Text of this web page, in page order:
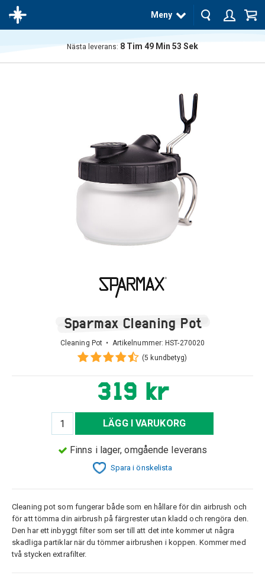
Meny
Nästa leverans: 8 Tim 49 Min 52 Sek
Sparmax Cleaning Pot
Cleaning Pot • Artikelnummer: HST-270020
(5 kundbetyg)
319 kr
LÄGG I VARUKORG
Finns i lager, omgående leverans
Spara i önskelista
Cleaning pot som fungerar både som en hållare för din airbrush och
för att tömma din airbrush på färgrester utan kladd och rengöra den.
Den har ett inbyggt filter som ser till att det inte kommer ut några
skadliga partiklar när du tömmer airbrushen i koppen. Kommer med
två stycken extrafilter.